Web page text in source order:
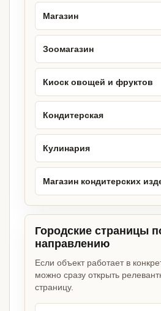
Магазин
Зоомагазин
Киоск овощей и фруктов
Кондитерская
Кулинария
Магазин кондитерских
Городские страницы
направлению
Если объект работает в
можно сразу открыть
страницу.